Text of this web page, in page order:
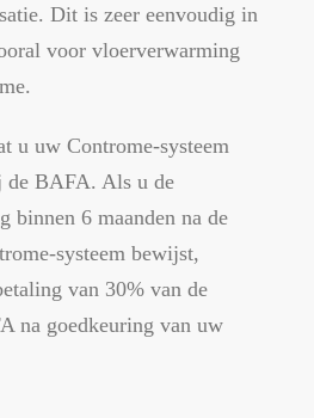
Dit is zeer eenvoudig in
voor vloerverwarming
u uw Controme-systeem
de BAFA. Als u de
binnen 6 maanden na de
systeem bewijst,
van 30% van de
na goedkeuring van uw